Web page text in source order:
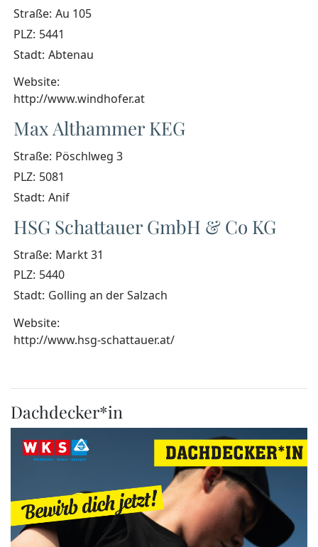
Straße: Au 105
PLZ: 5441
Stadt: Abtenau
Website:
http://www.windhofer.at
Max Althammer KEG
Straße: Pöschlweg 3
PLZ: 5081
Stadt: Anif
HSG Schattauer GmbH & Co KG
Straße: Markt 31
PLZ: 5440
Stadt: Golling an der Salzach
Website:
http://www.hsg-schattauer.at/
Dachdecker*in